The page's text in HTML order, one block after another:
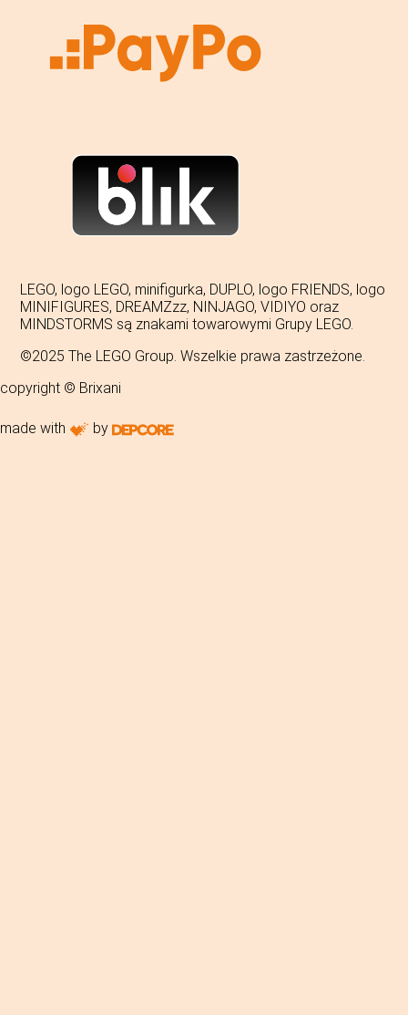
LEGO, logo LEGO, minifigurka, DUPLO, logo FRIENDS, logo
MINIFIGURES, DREAMZzz, NINJAGO, VIDIYO oraz
MINDSTORMS są znakami towarowymi Grupy LEGO.
©2025 The LEGO Group. Wszelkie prawa zastrzeżone.
copyright © Brixani
made with by